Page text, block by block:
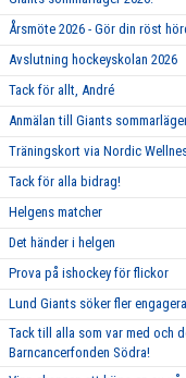
Årsmöte 2026 - Gör din röst
Avslutning hockeyskolan 2026
Tack för allt, André
Anmälan till Giants
Träningskort via Nordic
Tack för alla bidrag!
Helgens matcher
Det händer i helgen
Prova på ishockey för flickor
Lund Giants söker fler
Tack till alla som var med och
Barncancerfonden Södra!